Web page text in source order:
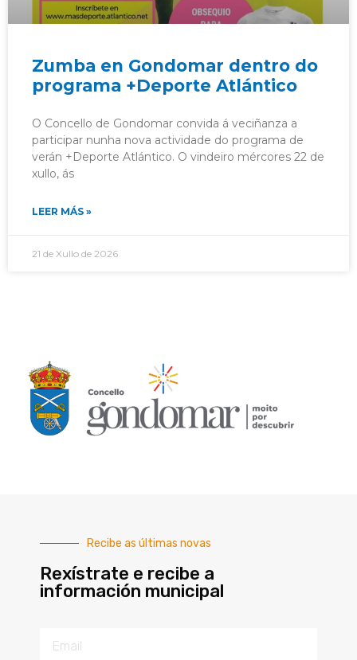
Zumba en Gondomar dentro do
programa +Deporte Atlántico
O Concello de Gondomar convida á veciñanza a
participar nunha nova actividade do programa de
verán +Deporte Atlántico. O vindeiro mércores 22 de
xullo, ás
LEER MÁS »
21 de Xullo de 2026
Recibe as últimas novas
Rexístrate e recibe a
información municipal